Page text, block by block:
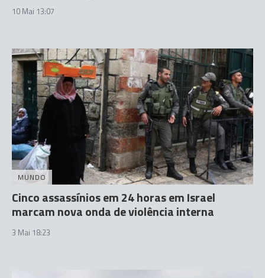
10 Mai 13:07
MUNDO
Cinco assassínios em 24 horas em Israel
marcam nova onda de violência interna
3 Mai 18:23